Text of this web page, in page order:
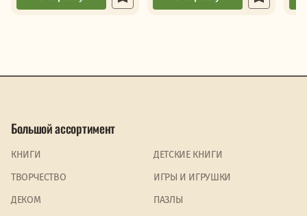
Большой ассортимент
КНИГИ
ДЕТСКИЕ КНИГИ
ТВОРЧЕСТВО
ИГРЫ И ИГРУШКИ
ДЕКОМ
ПАЗЛЫ